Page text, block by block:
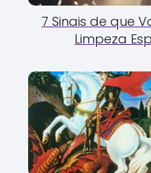
7 Sinais de que
Limpeza